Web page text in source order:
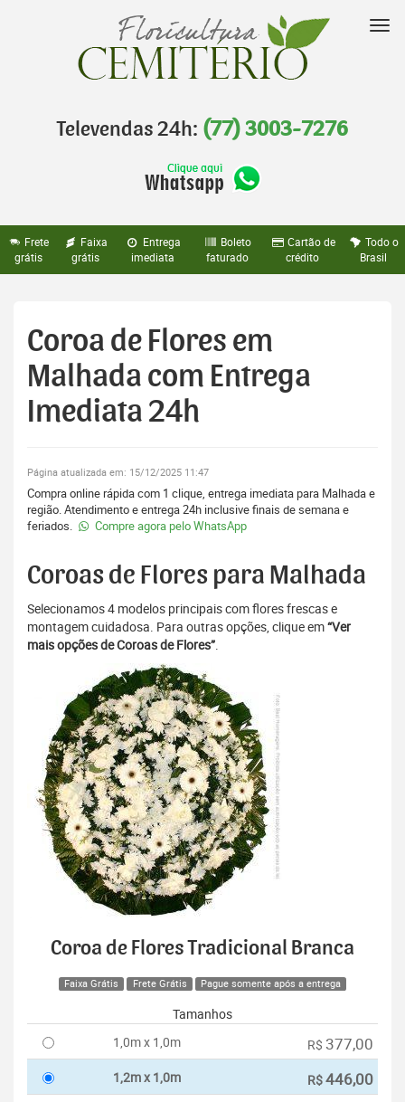
Televendas 24h: (77) 3003-7276
Frete
grátis
Faixa
grátis
Entrega
imediata
Boleto
faturado
Cartão de
crédito
Todo o
Brasil
Coroa de Flores em
Malhada com Entrega
Imediata 24h
Página atualizada em: 15/12/2025 11:47
Compra online rápida com 1 clique, entrega imediata para Malhada e
região. Atendimento e entrega 24h inclusive finais de semana e
feriados.
Compre agora pelo WhatsApp
Coroas de Flores para Malhada
Selecionamos 4 modelos principais com flores frescas e
montagem cuidadosa. Para outras opções, clique em“Ver
mais opções de Coroas de Flores”.
Coroa de Flores Tradicional Branca
Faixa Grátis Frete Grátis Pague somente após a entrega
Tamanhos
1,0m x 1,0m
R$ 377,00
1,2m x 1,0m R$446,00